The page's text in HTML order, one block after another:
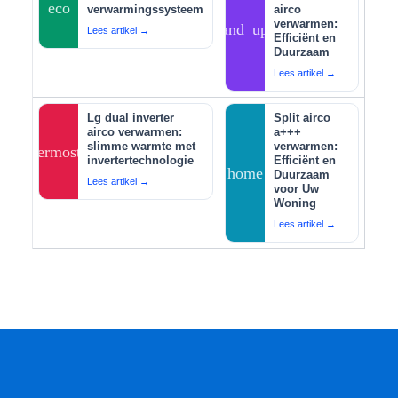
eco
verwarmingssysteem
Lees artikel → tips_and_updates
airco
verwarmen:
Efficiënt en
Duurzaam
Lees artikel →
thermostat
Lg dual inverter
airco verwarmen:
slimme warmte met
invertertechnologie
Lees artikel → home
Split airco
a+++
verwarmen:
Efficiënt en
Duurzaam
voor Uw
Woning
Lees artikel →